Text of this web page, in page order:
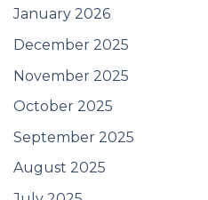
January 2026
December 2025
November 2025
October 2025
September 2025
August 2025